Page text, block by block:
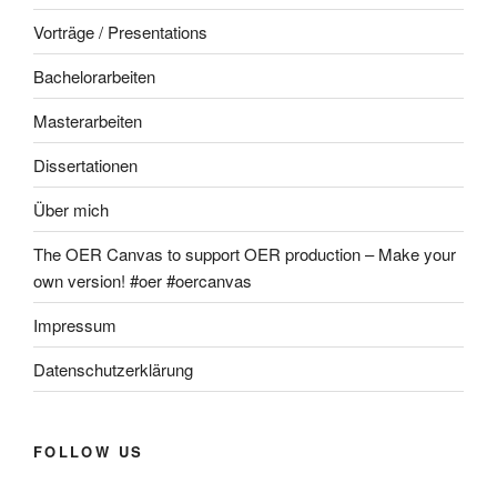
Vorträge / Presentations
Bachelorarbeiten
Masterarbeiten
Dissertationen
Über mich
The OER Canvas to support OER production – Make your
own version! #oer #oercanvas
Impressum
Datenschutzerklärung
FOLLOW US